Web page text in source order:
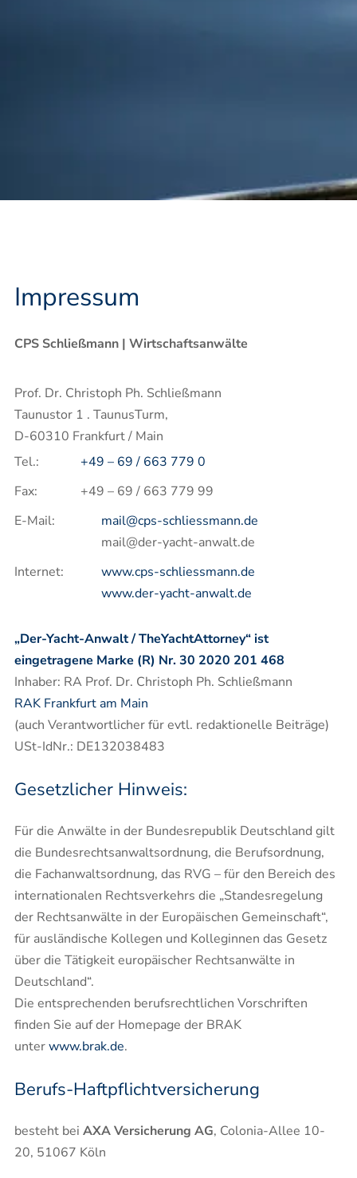
Impressum
CPS Schließmann | Wirtschaftsanwälte
Prof. Dr. Christoph Ph. Schließmann
Taunustor 1 . TaunusTurm,
D-60310 Frankfurt / Main
Tel.:
+49 – 69 / 663 779 0
Fax:
+49 – 69 / 663 779 99
E-Mail:
mail@cps-schliessmann.de
mail@der-yacht-anwalt.de
Internet:
www.cps-schliessmann.de
www.der-yacht-anwalt.de
„Der-Yacht-Anwalt / TheYachtAttorney“ ist
eingetragene Marke (R) Nr. 30 2020 201 468
Inhaber: RA Prof. Dr. Christoph Ph. Schließmann
RAK Frankfurt am Main
(auch Verantwortlicher für evtl. redaktionelle Beiträge)
USt-IdNr.: DE132038483
Gesetzlicher Hinweis:
Für die Anwälte in der Bundesrepublik Deutschland gilt
die Bundesrechtsanwaltsordnung, die Berufsordnung,
die Fachanwaltsordnung, das RVG – für den Bereich des
internationalen Rechtsverkehrs die „Standesregelung
der Rechtsanwälte in der Europäischen Gemeinschaft“,
für ausländische Kollegen und Kolleginnen das Gesetz
über die Tätigkeit europäischer Rechtsanwälte in
Deutschland“.
Die entsprechenden berufsrechtlichen Vorschriften
finden Sie auf der Homepage der BRAK
unterwww.brak.de.
Berufs-Haftpflichtversicherung
besteht bei AXA Versicherung AG, Colonia-Allee 10-
20, 51067 Köln